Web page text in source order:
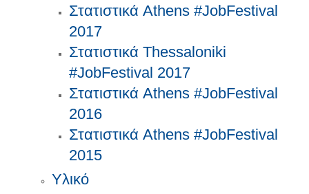
Στατιστικά Athens #JobFestival
2017
Στατιστικά Thessaloniki
#JobFestival 2017
Στατιστικά Athens #JobFestival
2016
Στατιστικά Athens #JobFestival
2015
Υλικό